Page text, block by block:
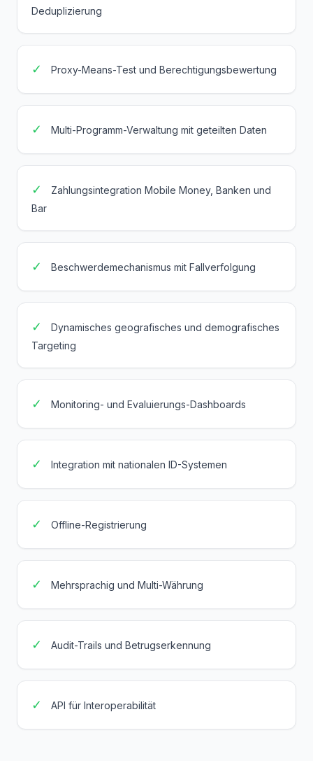
Deduplizierung
✓ Proxy-Means-Test und Berechtigungsbewertung
✓ Multi-Programm-Verwaltung mit geteilten Daten
✓
Zahlungsintegration Mobile Money, Banken und
Bar
✓ Beschwerdemechanismus mit Fallverfolgung
✓
Dynamisches geografisches und demografisches
Targeting
✓ Monitoring- und Evaluierungs-Dashboards
✓ Integration mit nationalen ID-Systemen
✓ Offline-Registrierung
✓ Mehrsprachig und Multi-Währung
✓ Audit-Trails und Betrugserkennung
✓ API für Interoperabilität